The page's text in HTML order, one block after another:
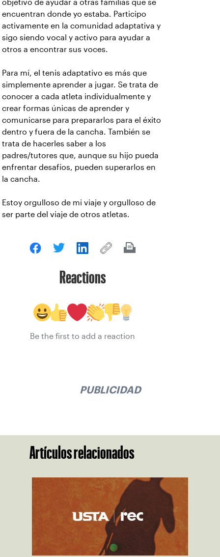
objetivo de ayudar a otras familias que se
encuentran donde yo estaba. Participo
activamente en la comunidad adaptativa y
sigo siendo vocal y activo para ayudar a
otros a encontrar sus voces.
Para mí, el tenis adaptativo es más que
simplemente aprender a jugar. Se trata de
conocer a cada atleta individualmente y
crear formas únicas de aprender y
comunicarse para prepararlos para el éxito
dentro y fuera de la cancha. También se
trata de hacerles saber a los
padres/tutores que, aunque su hijo pueda
enfrentar desafíos, pueden superarlos en
la cancha.
Estoy orgulloso de mi viaje y orgulloso de
ser parte del viaje de otros atletas.
Reactions
Be the first to add a reaction
PUBLICIDAD
Artículos relacionados